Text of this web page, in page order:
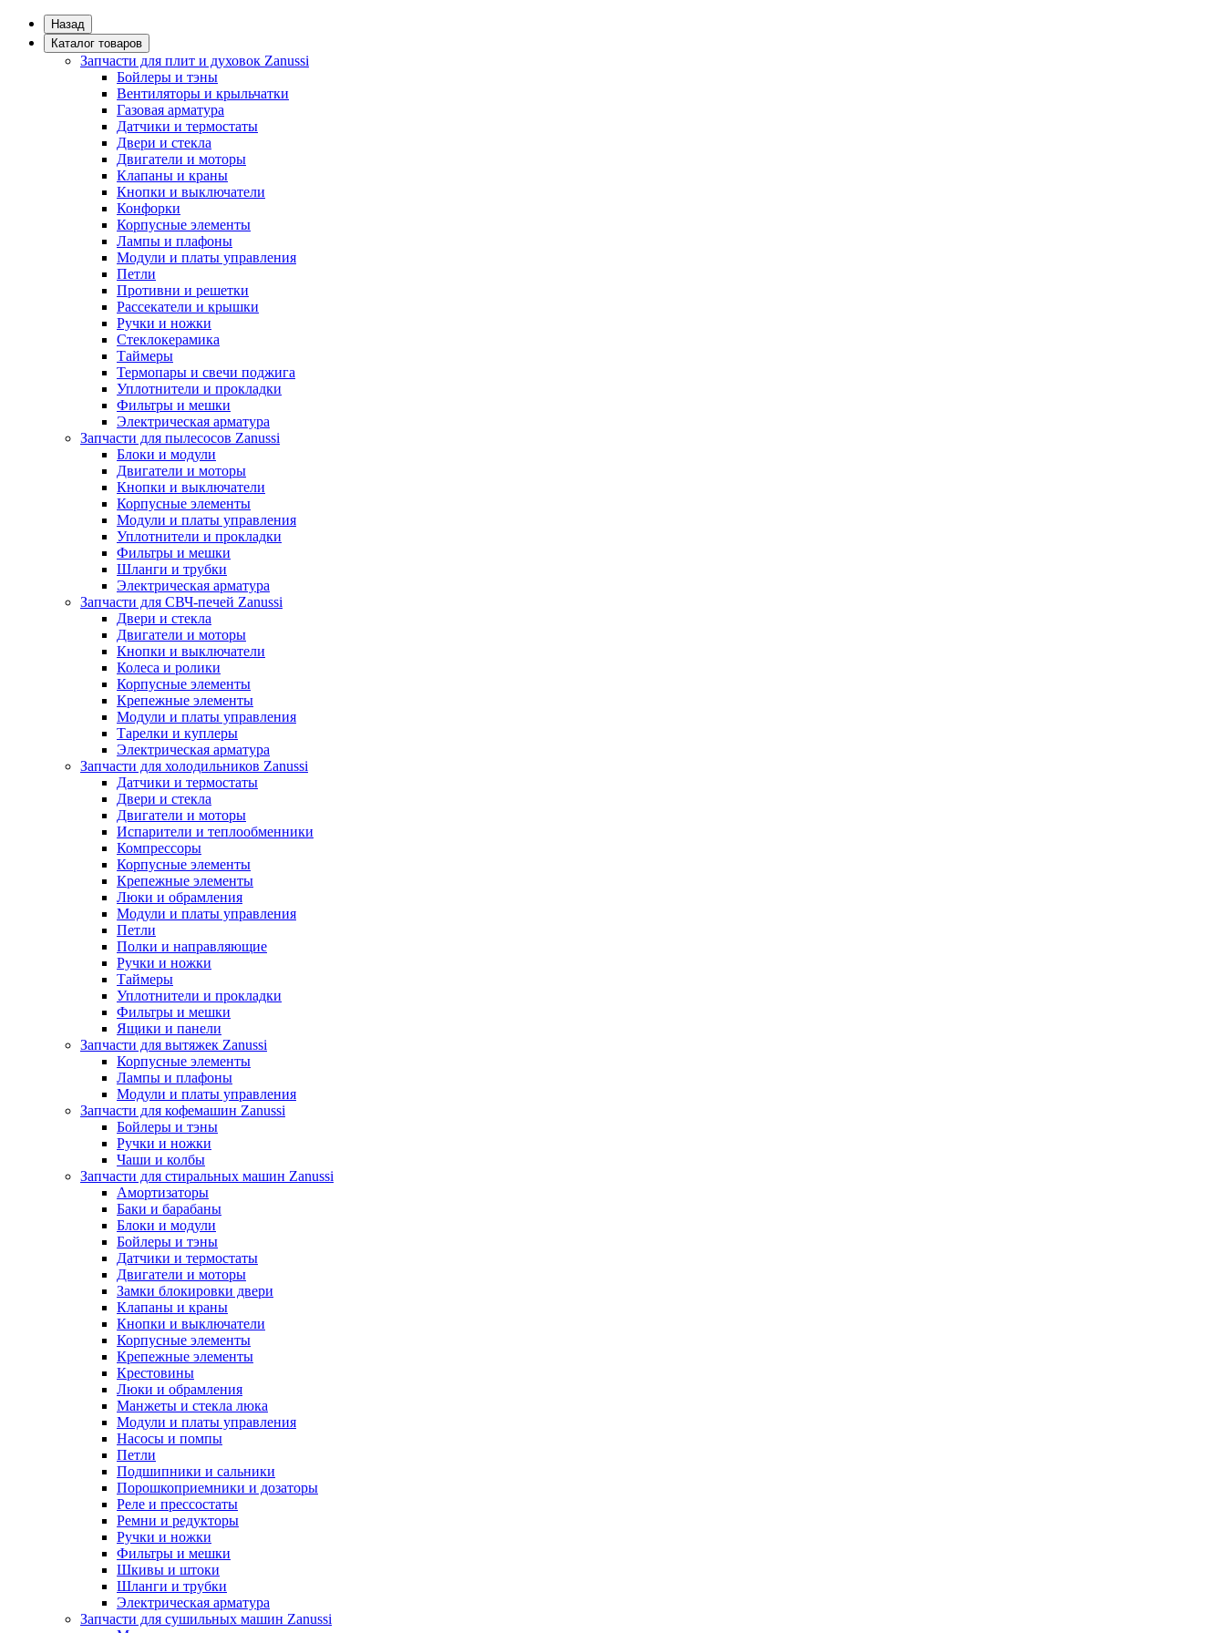
Назад
Каталог товаров
Запчасти для плит и духовок Zanussi
Бойлеры и тэны
Вентиляторы и крыльчатки
Газовая арматура
Датчики и термостаты
Двери и стекла
Двигатели и моторы
Клапаны и краны
Кнопки и выключатели
Конфорки
Корпусные элементы
Лампы и плафоны
Модули и платы управления
Петли
Противни и решетки
Рассекатели и крышки
Ручки и ножки
Стеклокерамика
Таймеры
Термопары и свечи поджига
Уплотнители и прокладки
Фильтры и мешки
Электрическая арматура
Запчасти для пылесосов Zanussi
Блоки и модули
Двигатели и моторы
Кнопки и выключатели
Корпусные элементы
Модули и платы управления
Уплотнители и прокладки
Фильтры и мешки
Шланги и трубки
Электрическая арматура
Запчасти для СВЧ-печей Zanussi
Двери и стекла
Двигатели и моторы
Кнопки и выключатели
Колеса и ролики
Корпусные элементы
Крепежные элементы
Модули и платы управления
Тарелки и куплеры
Электрическая арматура
Запчасти для холодильников Zanussi
Датчики и термостаты
Двери и стекла
Двигатели и моторы
Испарители и теплообменники
Компрессоры
Корпусные элементы
Крепежные элементы
Люки и обрамления
Модули и платы управления
Петли
Полки и направляющие
Ручки и ножки
Таймеры
Уплотнители и прокладки
Фильтры и мешки
Ящики и панели
Запчасти для вытяжек Zanussi
Корпусные элементы
Лампы и плафоны
Модули и платы управления
Запчасти для кофемашин Zanussi
Бойлеры и тэны
Ручки и ножки
Чаши и колбы
Запчасти для стиральных машин Zanussi
Амортизаторы
Баки и барабаны
Блоки и модули
Бойлеры и тэны
Датчики и термостаты
Двигатели и моторы
Замки блокировки двери
Клапаны и краны
Кнопки и выключатели
Корпусные элементы
Крепежные элементы
Крестовины
Люки и обрамления
Манжеты и стекла люка
Модули и платы управления
Насосы и помпы
Петли
Подшипники и сальники
Порошкоприемники и дозаторы
Реле и прессостаты
Ремни и редукторы
Ручки и ножки
Фильтры и мешки
Шкивы и штоки
Шланги и трубки
Электрическая арматура
Запчасти для сушильных машин Zanussi